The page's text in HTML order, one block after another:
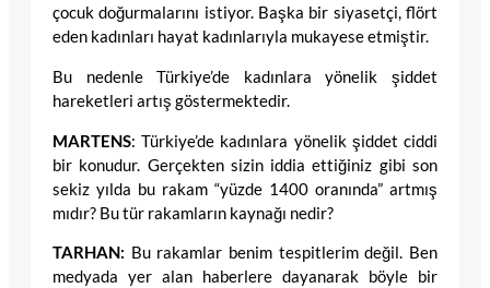
çocuk doğurmalarını istiyor. Başka bir siyasetçi, flört
eden kadınları hayat kadınlarıyla mukayese etmiştir.
Bu nedenle Türkiye’de kadınlara yönelik şiddet
hareketleri artış göstermektedir.
MARTENS: Türkiye’de kadınlara yönelik şiddet ciddi
bir konudur. Gerçekten sizin iddia ettiğiniz gibi son
sekiz yılda bu rakam “yüzde 1400 oranında” artmış
mıdır? Bu tür rakamların kaynağı nedir?
TARHAN: Bu rakamlar benim tespitlerim değil. Ben
medyada yer alan haberlere dayanarak böyle bir